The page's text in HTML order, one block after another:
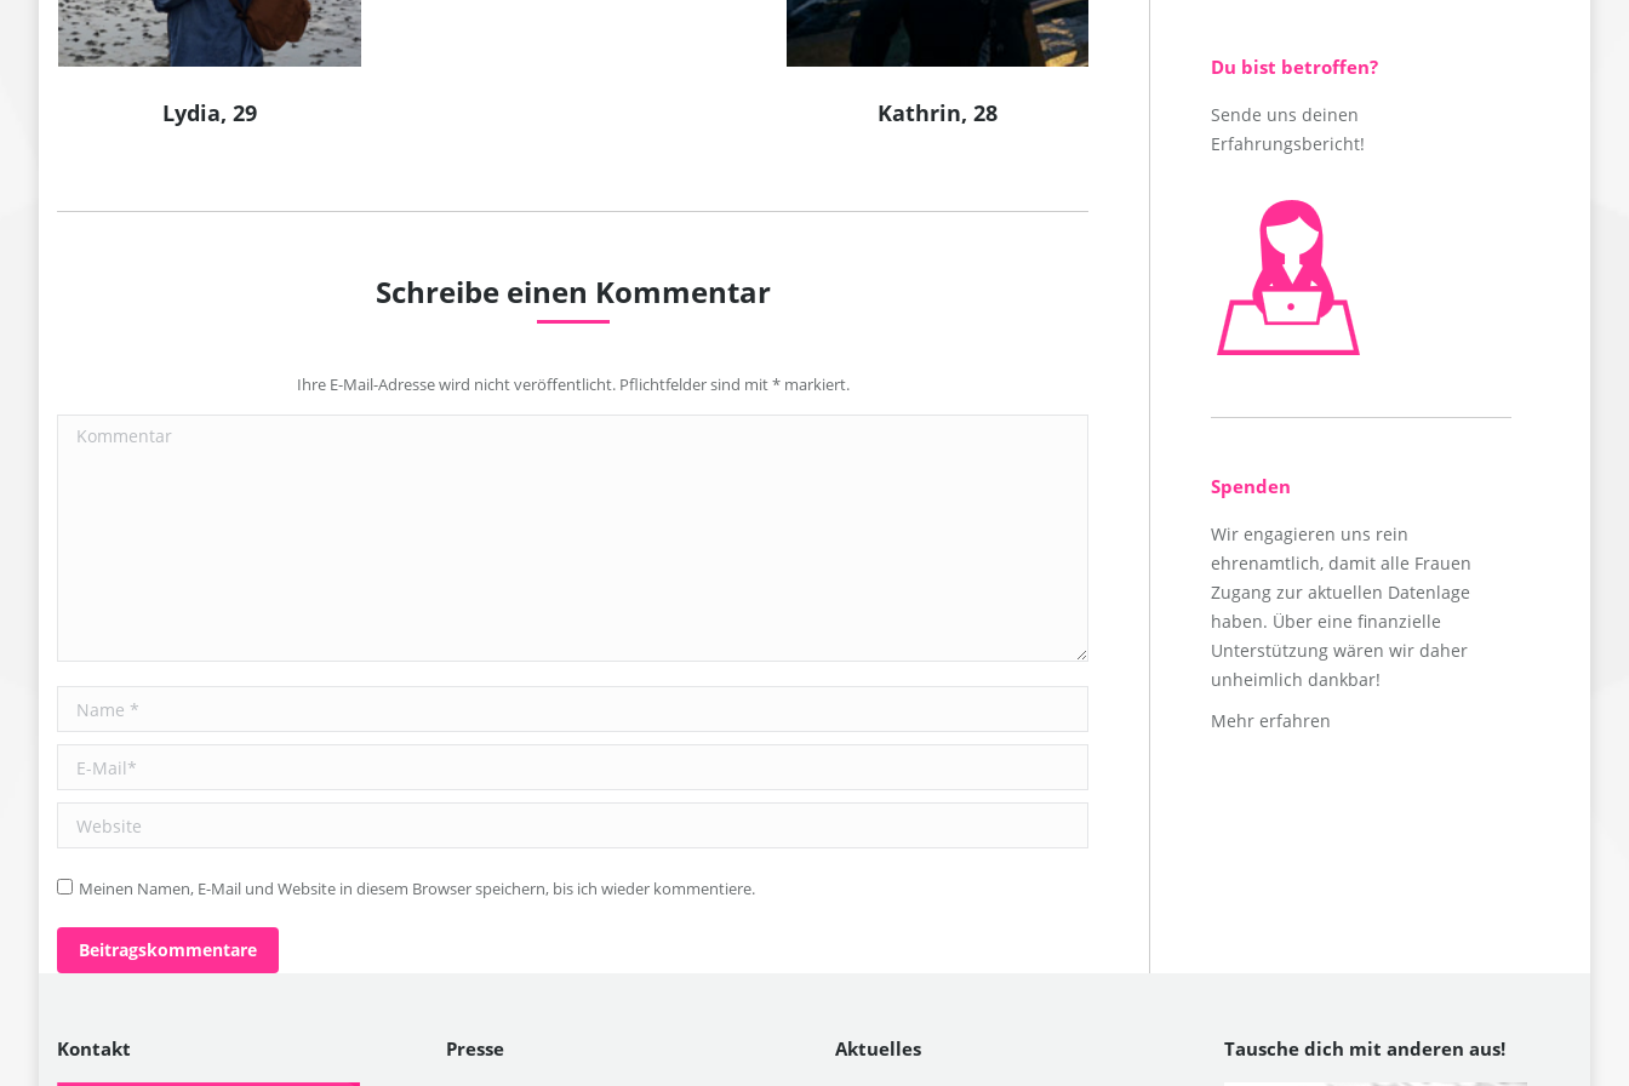
Lydia, 29 Kathrin, 28 Nicole, 23
Schreibe einen Kommentar
Ihre E-Mail-Adresse wird nicht veröffentlicht. Pflichtfelder sind mit*markiert.
Kommentar
Name *
E-Mail *
Website
Meinen Namen, E-Mail und Website in diesem Browser speichern, bis ich wieder kommentiere.
Beitragskommentare
Du bist betroffen?
Sende uns deinen
Erfahrungsbericht!
Spenden
Wir engagieren uns rein
ehrenamtlich, damit alle Frauen
Zugang zur aktuellen Datenlage
haben. Über eine finanzielle
Unterstützung wären wir daher
unheimlich dankbar!
Mehr erfahren
Kontakt Presse Aktuelles Tausche dich mit anderen aus!